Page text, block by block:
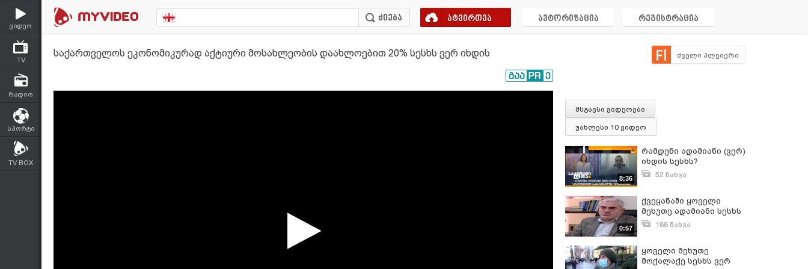
ვიდეო
TV
რადიო
სპორტი
TV BOX
ატვირთვა ავტორიზაცია რეგისტრაცია
საქართველოს ეკონომიკურად აქტიური მოსახლეობის დაახლოებით 20% სესხს ვერ იხდის ძველი პლეიერი
მსგავსი ვიდეოები
უახლესი 10 ვიდეო
8:36
რამდენი ადამიანი (ვერ)
იხდის სესხს?
"კრედიტინფო
52 ნახვა
0:57
ქვეყანაში ყოველი
მეხუთე ადამიანი სესხს
ვერ იხდის
188 ნახვა
ყოველი მეხუთე
მოქალაქე სესხს ვერ